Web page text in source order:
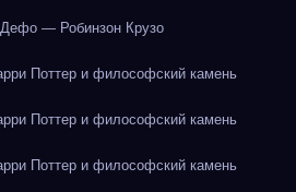
— Робинзон Крузо
Поттер и философский камень
Поттер и философский камень
Поттер и философский камень